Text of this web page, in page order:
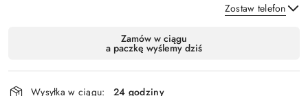
Zostaw telefon
Wyślij
dostawa
Zamów w ciągu
a paczkę wyślemy dziś
Wysyłka w ciągu:
24 godziny